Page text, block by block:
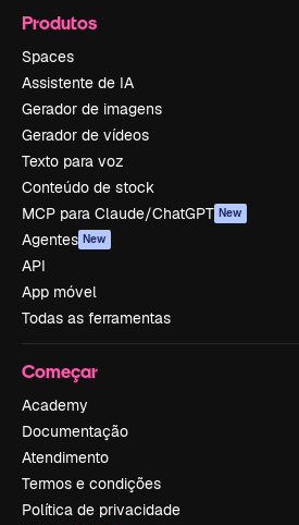
Produtos
Spaces
Assistente de IA
Gerador de imagens
Gerador de vídeos
Texto para voz
Conteúdo de stock
MCP para Claude/ChatGPT New
Agentes New
API
App móvel
Todas as ferramentas
Começar
Academy
Documentação
Atendimento
Termos e condições
Política de privacidade